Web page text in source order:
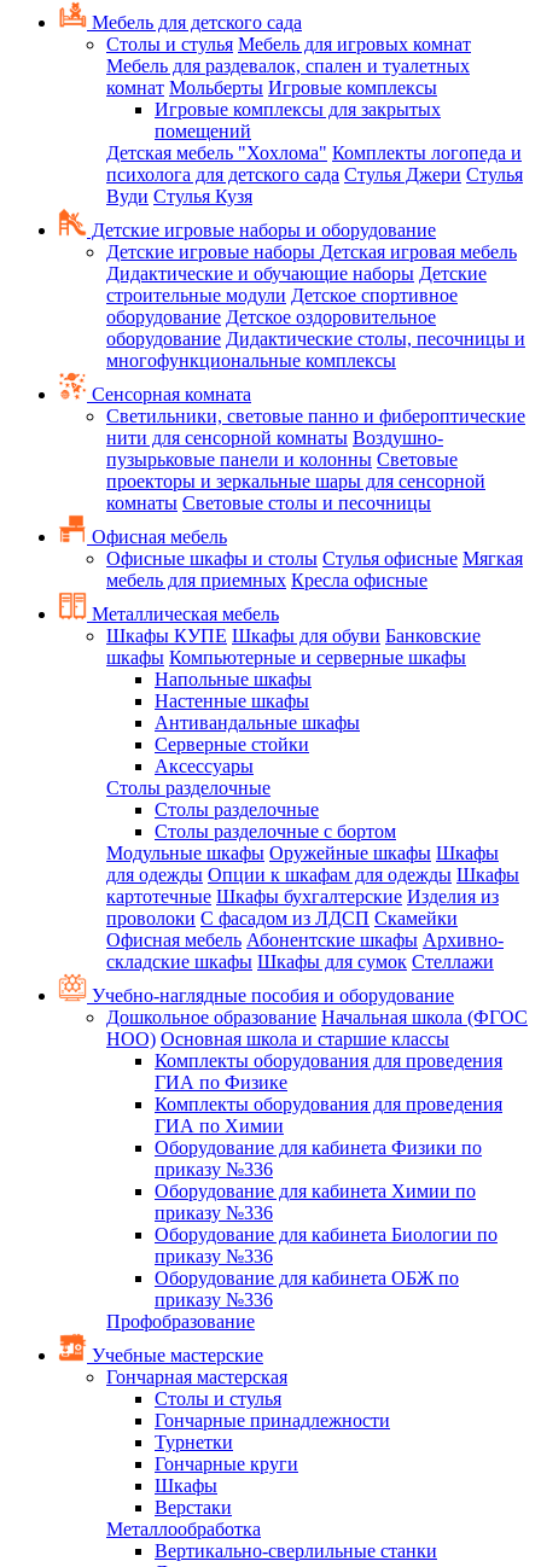
Мебель для детского сада
Столы и стулья Мебель для игровых комнат
Мебель для раздевалок, спален и туалетных
комнат Мольберты Игровые комплексы
Игровые комплексы для закрытых
помещений
Детская мебель "Хохлома" Комплекты логопеда и
психолога для детского сада Стулья Джери Стулья
Вуди Стулья Кузя
Детские игровые наборы и оборудование
Детские игровые наборы Детская игровая мебель
Дидактические и обучающие наборы Детские
строительные модули Детское спортивное
оборудование Детское оздоровительное
оборудование Дидактические столы, песочницы и
многофункциональные комплексы
Сенсорная комната
Светильники, световые панно и фибероптические
нити для сенсорной комнаты Воздушно-
пузырьковые панели и колонны Световые
проекторы и зеркальные шары для сенсорной
комнаты Световые столы и песочницы
Офисная мебель
Офисные шкафы и столы Стулья офисные Мягкая
мебель для приемных Кресла офисные
Металлическая мебель
Шкафы КУПЕ Шкафы для обуви Банковские
шкафы Компьютерные и серверные шкафы
Напольные шкафы
Настенные шкафы
Антивандальные шкафы
Серверные стойки
Аксессуары
Столы разделочные
Столы разделочные
Столы разделочные с бортом
Модульные шкафы Оружейные шкафы Шкафы
для одежды Опции к шкафам для одежды Шкафы
картотечные Шкафы бухгалтерские Изделия из
проволоки С фасадом из ЛДСП Скамейки
Офисная мебель Абонентские шкафы Архивно-
складские шкафы Шкафы для сумок Стеллажи
Учебно-наглядные пособия и оборудование
Дошкольное образование Начальная школа (ФГОС
НОО) Основная школа и старшие классы
Комплекты оборудования для проведения
ГИА по Физике
Комплекты оборудования для проведения
ГИА по Химии
Оборудование для кабинета Физики по
приказу №336
Оборудование для кабинета Химии по
приказу №336
Оборудование для кабинета Биологии по
приказу №336
Оборудование для кабинета ОБЖ по
приказу №336
Профобразование
Учебные мастерские
Гончарная мастерская
Столы и стулья
Гончарные принадлежности
Турнетки
Гончарные круги
Шкафы
Верстаки
Металлообработка
Вертикально-сверлильные станки